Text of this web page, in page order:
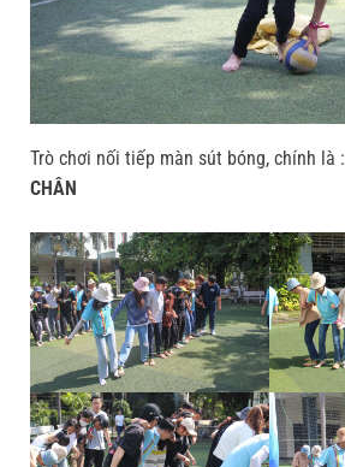
Trò chơi nối tiếp màn sút bóng, chính là :
CHÂN